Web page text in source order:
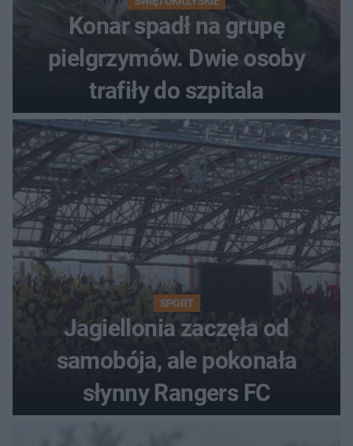
Konar spadł na grupę
pielgrzymów. Dwie osoby
trafiły do szpitala
SPORT
Jagiellonia zaczęła od
samobója, ale pokonała
słynny Rangers FC